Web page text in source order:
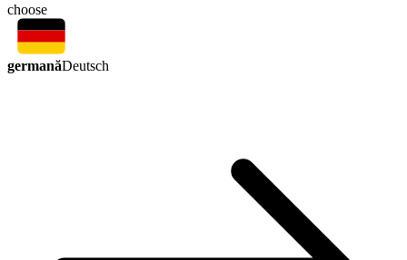
choose
germanăDeutsch